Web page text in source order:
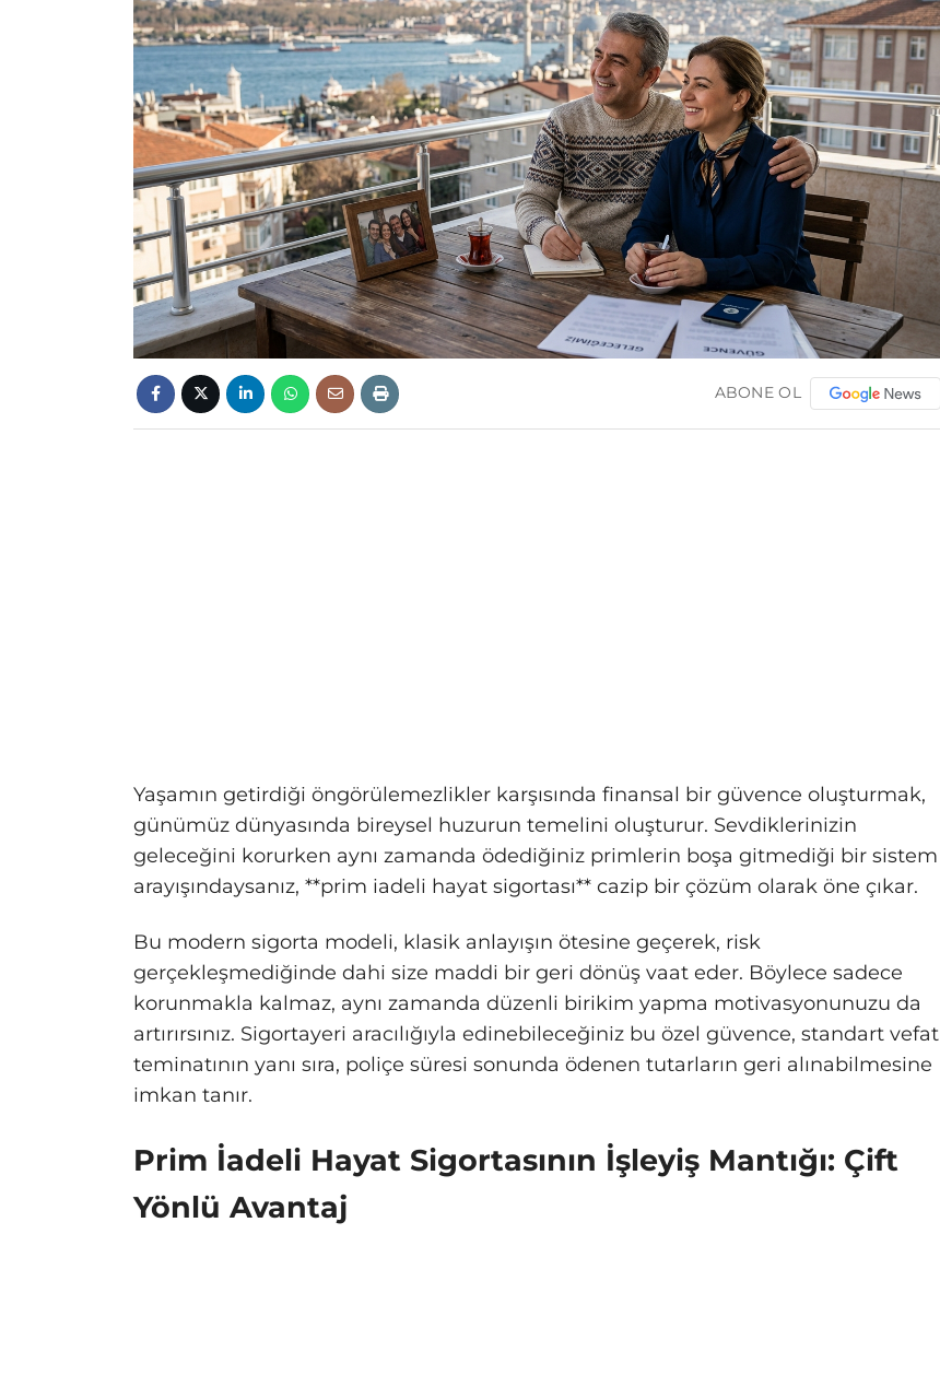
ABONE OL
Yaşamın getirdiği öngörülemezlikler karşısında finansal bir güvence oluşturmak,
günümüz dünyasında bireysel huzurun temelini oluşturur. Sevdiklerinizin
geleceğini korurken aynı zamanda ödediğiniz primlerin boşa gitmediği bir sistem
arayışındaysanız, **prim iadeli hayat sigortası** cazip bir çözüm olarak öne çıkar.
Bu modern sigorta modeli, klasik anlayışın ötesine geçerek, risk
gerçekleşmediğinde dahi size maddi bir geri dönüş vaat eder. Böylece sadece
korunmakla kalmaz, aynı zamanda düzenli birikim yapma motivasyonunuzu da
artırırsınız. Sigortayeri aracılığıyla edinebileceğiniz bu özel güvence, standart vefat
teminatının yanı sıra, poliçe süresi sonunda ödenen tutarların geri alınabilmesine
imkan tanır.
Prim İadeli Hayat Sigortasının İşleyiş Mantığı: Çift
Yönlü Avantaj